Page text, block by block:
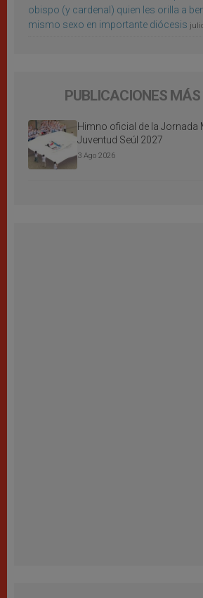
obispo (y cardenal) quien les orilla a
mismo sexo en importante diócesis
PUBLICACIONES
Himno oficial de la Jornada
Juventud Seúl 2027
3 Ago 2026